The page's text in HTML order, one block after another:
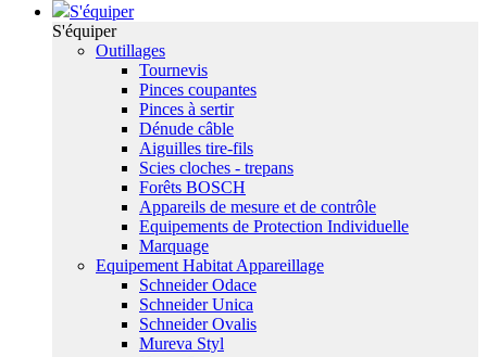
S'équiper
S'équiper
Outillages
Tournevis
Pinces coupantes
Pinces à sertir
Dénude câble
Aiguilles tire-fils
Scies cloches - trepans
Forêts BOSCH
Appareils de mesure et de contrôle
Equipements de Protection Individuelle
Marquage
Equipement Habitat Appareillage
Schneider Odace
Schneider Unica
Schneider Ovalis
Mureva Styl